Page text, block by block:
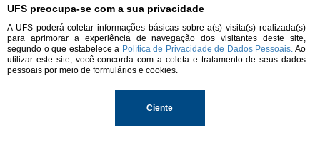
UFS preocupa-se com a sua privacidade
A UFS poderá coletar informações básicas sobre a(s) visita(s) realizada(s)
para aprimorar a experiência de navegação dos visitantes deste site,
segundo o que estabelece a Política de Privacidade de Dados Pessoais. Ao
utilizar este site, você concorda com a coleta e tratamento de seus dados
pessoais por meio de formulários e cookies.
Ciente
CEP 49680-000
Localização
© 2026. Todos os direitos reservados.
Universidade Federal de Sergipe.